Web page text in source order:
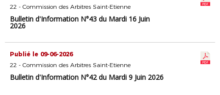
22 - Commission des Arbitres Saint-Etienne
Bulletin d'Information N°43 du Mardi 16 Juin
2026
Publié le 09-06-2026
22 - Commission des Arbitres Saint-Etienne
Bulletin d'Information N°42 du Mardi 9 Juin 2026